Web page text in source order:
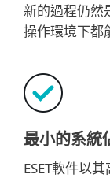
新的過程仍然
操作環境下都
最小的系統
ESET軟件以